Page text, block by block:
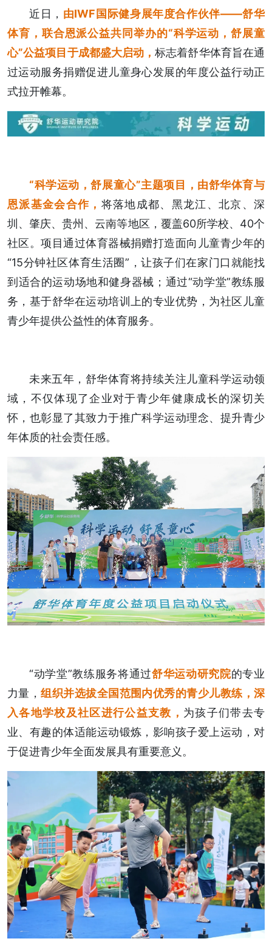
近日， 由IWF国际健身展年度合作伙伴——舒华
体育，联合恩派公益共同举办的“科学运动，舒展童
心”公益项目于成都盛大启动，标志着舒华体育旨在通
过运动服务捐赠促进儿童身心发展的年度公益行动正
式拉开帷幕。
“科学运动，舒展童心”主题项目，由舒华体育与
恩派基金会合作， 将落地成都、黑龙江、北京、深
圳、肇庆、贵州、云南等地区，覆盖60所学校、40个
社区。项目通过体育器械捐赠打造面向儿童青少年的
“15分钟社区体育生活圈”，让孩子们在家门口就能找
到适合的运动场地和健身器械；通过“动学堂”教练服
务，基于舒华在运动培训上的专业优势，为社区儿童
青少年提供公益性的体育服务。
未来五年，舒华体育将持续关注儿童科学运动领
域，不仅体现了企业对于青少年健康成长的深切关
怀，也彰显了其致力于推广科学运动理念、提升青少
年体质的社会责任感。
“动学堂”教练服务将通过舒华运动研究院的专业
力量，组织并选拔全国范围内优秀的青少儿教练，深
入各地学校及社区进行公益支教， 为孩子们带去专
业、有趣的体适能运动锻炼，影响孩子爱上运动，对
于促进青少年全面发展具有重要意义。